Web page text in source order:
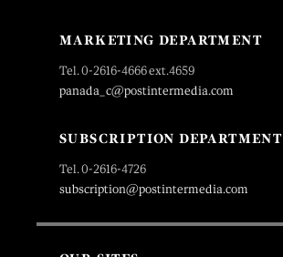
MARKETING DEPARTMENT
Tel. 0-2616-4666 ext.4659
panada_c@postintermedia.com
SUBSCRIPTION DEPARTMENT
Tel. 0-2616-4726
subscription@postintermedia.com